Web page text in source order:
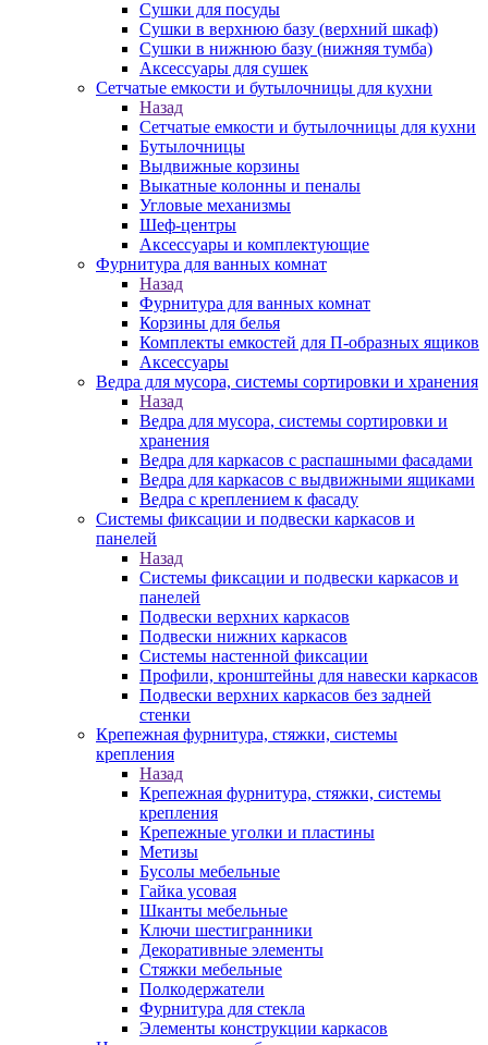
Сушки для посуды
Сушки в верхнюю базу (верхний шкаф)
Сушки в нижнюю базу (нижняя тумба)
Аксессуары для сушек
Сетчатые емкости и бутылочницы для кухни
Назад
Сетчатые емкости и бутылочницы для кухни
Бутылочницы
Выдвижные корзины
Выкатные колонны и пеналы
Угловые механизмы
Шеф-центры
Аксессуары и комплектующие
Фурнитура для ванных комнат
Назад
Фурнитура для ванных комнат
Корзины для белья
Комплекты емкостей для П-образных ящиков
Аксессуары
Ведра для мусора, системы сортировки и хранения
Назад
Ведра для мусора, системы сортировки и
хранения
Ведра для каркасов с распашными фасадами
Ведра для каркасов с выдвижными ящиками
Ведра с креплением к фасаду
Системы фиксации и подвески каркасов и
панелей
Назад
Системы фиксации и подвески каркасов и
панелей
Подвески верхних каркасов
Подвески нижних каркасов
Системы настенной фиксации
Профили, кронштейны для навески каркасов
Подвески верхних каркасов без задней
стенки
Крепежная фурнитура, стяжки, системы
крепления
Назад
Крепежная фурнитура, стяжки, системы
крепления
Крепежные уголки и пластины
Метизы
Бусолы мебельные
Гайка усовая
Шканты мебельные
Ключи шестигранники
Декоративные элементы
Стяжки мебельные
Полкодержатели
Фурнитура для стекла
Элементы конструкции каркасов